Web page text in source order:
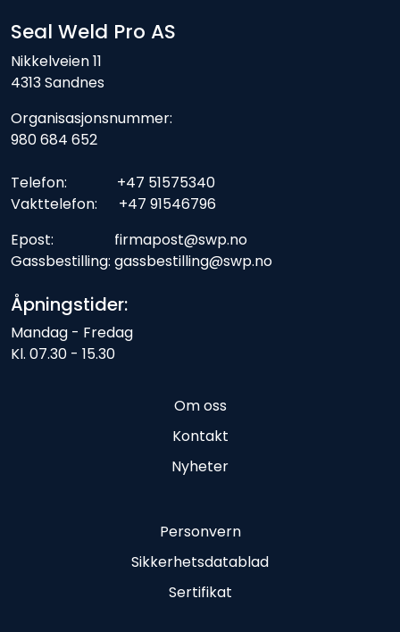
Seal Weld Pro AS
Nikkelveien 11
4313 Sandnes
Organisasjonsnummer:
980 684 652
Telefon: +47 51575340
Vakttelefon: +47 91546796
Epost: firmapost@swp.no
Gassbestilling: gassbestilling@swp.no
Åpningstider:
Mandag - Fredag
Kl. 07.30 - 15.30
Om oss
Kontakt
Nyheter
Personvern
Sikkerhetsdatablad
Sertifikat